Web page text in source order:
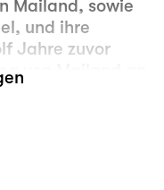
Mailand, sowie
und ihre
Jahre zuvor
von Mailand an
lautete der
es war der
zusammen
verstoßen